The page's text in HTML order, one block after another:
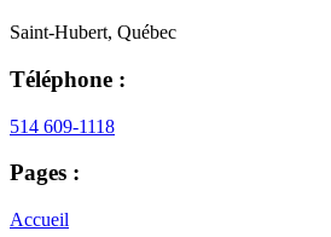
Saint-Hubert, Québec
Téléphone :
514 609-1118
Pages :
Accueil